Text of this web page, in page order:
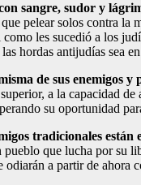
sangre, sudor y
pelear solos contra la
les sucedió a los
hordas antijudías sea
de sus
a la capacidad
su oportunidad
tradicionales
que lucha por su
a partir de ahora